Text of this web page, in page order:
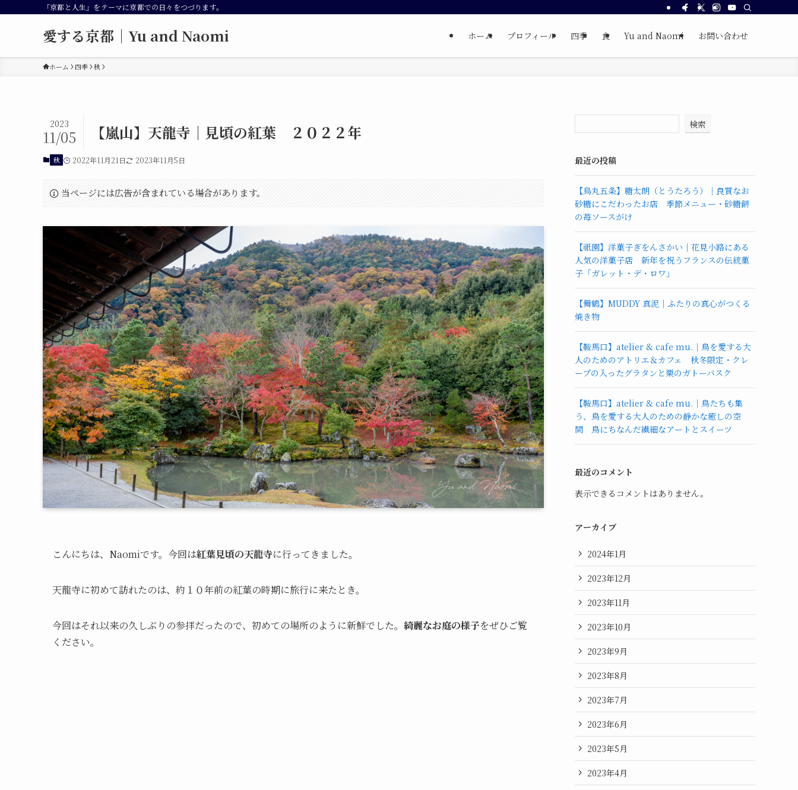
「京都と人生」をテーマに京都での日々をつづります。
愛する京都｜Yu and Naomi ホーム プロフィール 四季 食 Yu and Naomi お問い合わせ
ホーム 四季 秋
【嵐山】天龍寺｜見頃の紅葉 ２０２２年
2023
11/05
秋 2022年11月21日 2023年11月5日
当ページには広告が含まれている場合があります。
こんにちは、Naomiです。今回は紅葉見頃の天龍寺に行ってきました。
天龍寺に初めて訪れたのは、約１０年前の紅葉の時期に旅行に来たとき。
今回はそれ以来の久しぶりの参拝だったので、初めての場所のように新鮮でした。 綺麗なお庭の様子をぜひご覧
ください。
検索
最近の投稿
【烏丸五条】糖太朗（とうたろう）｜良質なお
砂糖にこだわったお店 季節メニュー・砂糖餅
の苺ソースがけ
【祇園】洋菓子ぎをんさかい｜花見小路にある
人気の洋菓子店 新年を祝うフランスの伝統菓
子「ガレット・デ・ロワ」
【舞鶴】MUDDY 真泥｜ふたりの真心がつくる
焼き物
【鞍馬口】atelier & cafe mu.｜鳥を愛する大
人のためのアトリエ＆カフェ 秋冬限定・クレ
ープの入ったグラタンと栗のガトーバスク
【鞍馬口】atelier & cafe mu.｜鳥たちも集
う、鳥を愛する大人のための静かな癒しの空
間 鳥にちなんだ繊細なアートとスイーツ
最近のコメント
表示できるコメントはありません。
アーカイブ
2024年1月
2023年12月
2023年11月
2023年10月
2023年9月
2023年8月
2023年7月
2023年6月
2023年5月
2023年4月